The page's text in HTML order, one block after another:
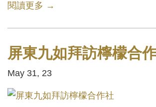
閱讀更多 →
屏東九如拜訪檸檬合
May 31, 23